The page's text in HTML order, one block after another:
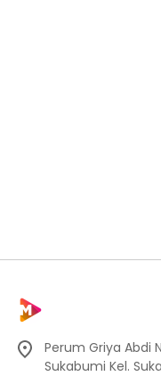
Perum Griya Abdi
Sukabumi Kel.